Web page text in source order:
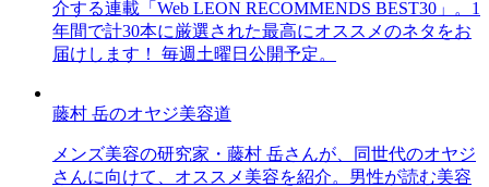
介する連載「Web LEON RECOMMENDS BEST30」。1
年間で計30本に厳選された最高にオススメのネタをお
届けします！ 毎週土曜日公開予定。
藤村 岳のオヤジ美容道
メンズ美容の研究家・藤村 岳さんが、同世代のオヤジ
さんに向けて、オススメ美容を紹介。男性が読む美容